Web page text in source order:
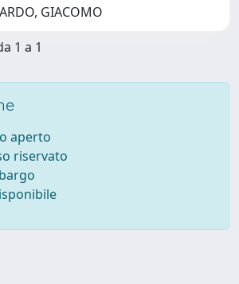
GIACOMO
1 a 1
aperto
riservato